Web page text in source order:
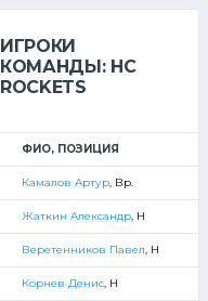
ИГРОКИ
КОМАНДЫ: HC
ROCKETS
ФИО, ПОЗИЦИЯ
Камалов Артур, Вр.
Жаткин Александр, Н
Веретенников Павел, Н
Корнев Денис, Н